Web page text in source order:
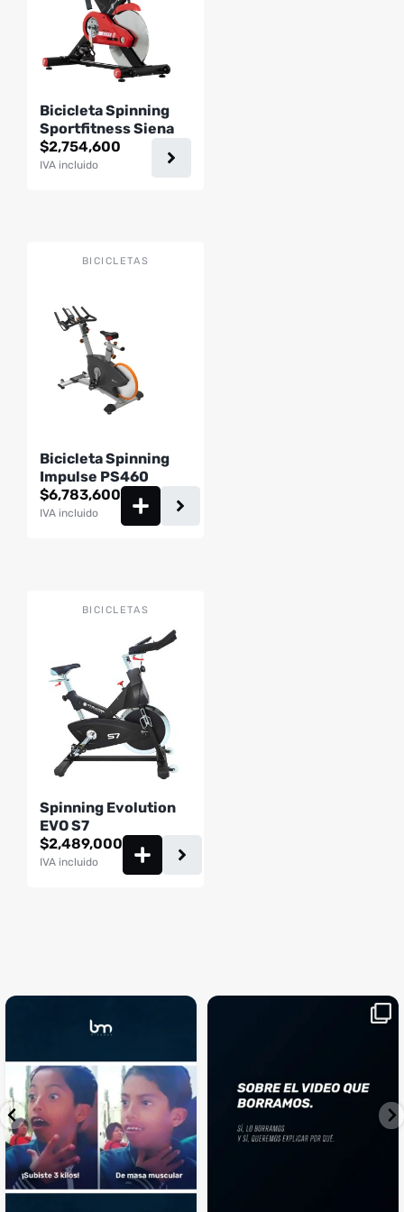
opciones
se
elegir
en
la
Bicicleta Spinning
Sportfitness Siena
$2,754,600
IVA incluido
BICICLETAS
Bicicleta Spinning
Impulse PS460
$6,783,600
IVA incluido
BICICLETAS
Spinning Evolution
EVO S7
$2,489,000
IVA incluido
...
4 2